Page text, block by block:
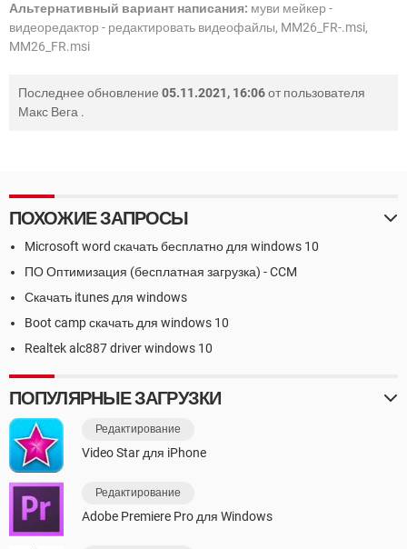
Альтернативный вариант написания: муви мейкер -
видеоредактор - редактировать видеофайлы, MM26_FR-.msi,
MM26_FR.msi
Последнее обновление 05.11.2021, 16:06от пользователя
Макс Вега .
ПОХОЖИЕ ЗАПРОСЫ
Microsoft word скачать бесплатно для windows 10
ПО Оптимизация (бесплатная загрузка) - CCM
Скачать itunes для windows
Boot camp скачать для windows 10
Realtek alc887 driver windows 10
ПОПУЛЯРНЫЕ ЗАГРУЗКИ
Редактирование
Video Star для iPhone
Редактирование
Adobe Premiere Pro для Windows